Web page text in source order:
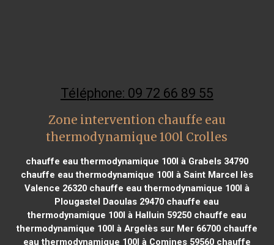
Téléphone: 09 72 66 89 55
Zone intervention chauffe eau
thermodynamique 100l Crolles
chauffe eau thermodynamique 100l à Grabels 34790
chauffe eau thermodynamique 100l à Saint Marcel lès
Valence 26320chauffe eau thermodynamique 100l à
Plougastel Daoulas 29470 chauffe eau
thermodynamique 100l à Halluin 59250chauffe eau
thermodynamique 100l à Argelès sur Mer 66700chauffe
eau thermodynamique 100l à Comines 59560chauffe